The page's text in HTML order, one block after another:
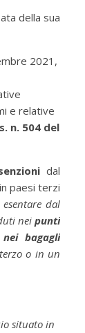
della sua
2021,
e relative
n. 504 del
dal
paesi terzi
esentare dal
nei punti
bagagli
o in un
situato in